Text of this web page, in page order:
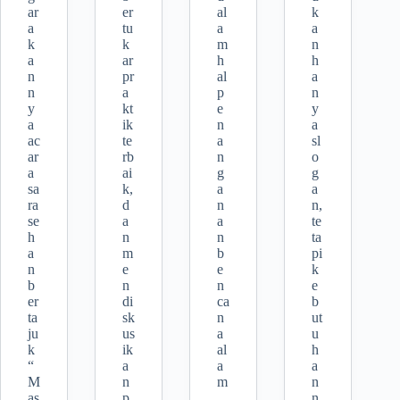
ar
a
k
a
n
n
y
a
ac
ar
a
sa
ra
se
h
a
n
b
er
ta
ju
k
“
M
er
tu
k
ar
pr
a
kt
ik
te
rb
ai
k,
d
a
n
m
e
n
di
sk
us
ik
a
n
al
a
m
h
al
p
e
n
a
n
g
a
n
a
n
b
e
n
ca
n
a
al
a
m
k
a
n
h
a
n
y
a
sl
o
g
a
n,
te
ta
pi
k
e
b
ut
u
h
a
n